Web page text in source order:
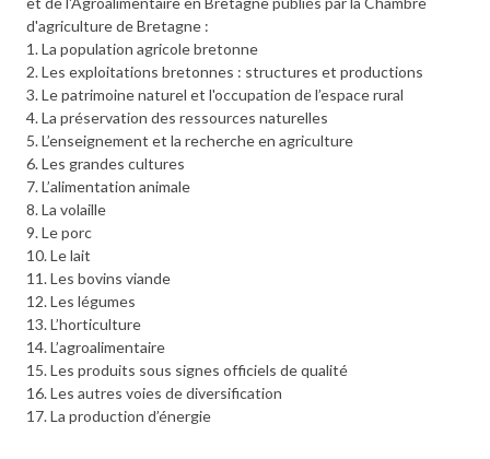
d'agriculture de Bretagne :
1. La population agricole bretonne
2. Les exploitations bretonnes : structures et productions
3. Le patrimoine naturel et l'occupation de l’espace rural
4. La préservation des ressources naturelles
5. L’enseignement et la recherche en agriculture
6. Les grandes cultures
7. L’alimentation animale
8. La volaille
9. Le porc
10. Le lait
11. Les bovins viande
12. Les légumes
13. L’horticulture
14. L’agroalimentaire
15. Les produits sous signes officiels de qualité
16. Les autres voies de diversification
17. La production d’énergie